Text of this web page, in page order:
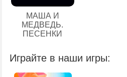
МАША И
МЕДВЕДЬ.
ПЕСЕНКИ
Играйте в наши игры: